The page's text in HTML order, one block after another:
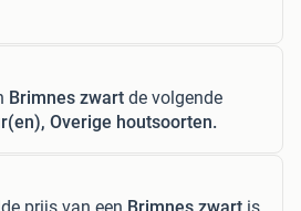
Brimnes zwart de volgende
Overige houtsoorten.